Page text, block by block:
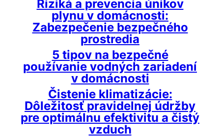
Riziká a prevencia únikov
plynu v domácnosti:
Zabezpečenie bezpečného
prostredia
5 tipov na bezpečné
používanie vodných zariadení
v domácnosti
Čistenie klimatizácie:
Dôležitosť pravidelnej údržby
pre optimálnu efektivitu a čistý
vzduch